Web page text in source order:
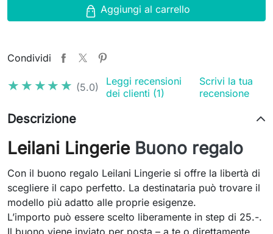
Aggiungi al carrello
Condividi
★★★★★
★★★★★ (5.0)
Leggi recensioni
dei clienti (1)
Scrivi la tua
recensione
Descrizione
Leilani Lingerie Buono regalo
Con il buono regalo Leilani Lingerie si offre la libertà di
scegliere il capo perfetto. La destinataria può trovare il
modello più adatto alle proprie esigenze.
L’importo può essere scelto liberamente in step di 25.-.